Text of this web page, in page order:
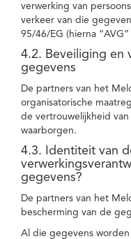
verwerking van
verkeer van die
95/46/EG (hierna “AVG”
4.2. Beveiliging en
gegevens
De partners van het
organisatorische
de vertrouwelijkheid
waarborgen.
4.3. Identiteit van
gegevens?
De partners van het
bescherming van de
Al die gegevens